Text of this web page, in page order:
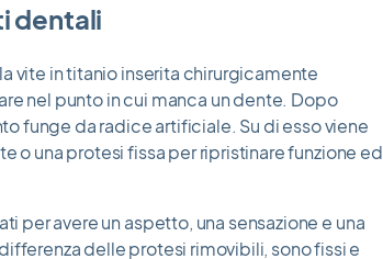
dentali
vite in titanio inserita chirurgicamente
nel punto in cui manca un dente. Dopo
funge da radice artificiale. Su di esso viene
o una protesi fissa per ripristinare funzione ed
per avere un aspetto, una sensazione e una
delle protesi rimovibili, sono fissi e